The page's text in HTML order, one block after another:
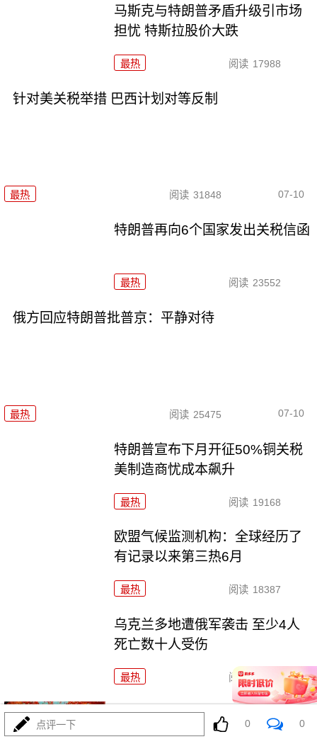
马斯克与特朗普矛盾升级引市场
担忧 特斯拉股价大跌
最热 阅读 17988
针对美关税举措 巴西计划对等反制
最热 阅读 31848 07-10
特朗普再向6个国家发出关税信函
最热 阅读 23552
俄方回应特朗普批普京：平静对待
最热 阅读 25475 07-10
特朗普宣布下月开征50%铜关税
美制造商忧成本飙升
最热 阅读 19168
欧盟气候监测机构：全球经历了
有记录以来第三热6月
最热 阅读 18387
乌克兰多地遭俄军袭击 至少4人
死亡数十人受伤
最热 阅读 17929
俄“进步MS-31”货运飞船与国际空
间站对接
点评一下 0 0